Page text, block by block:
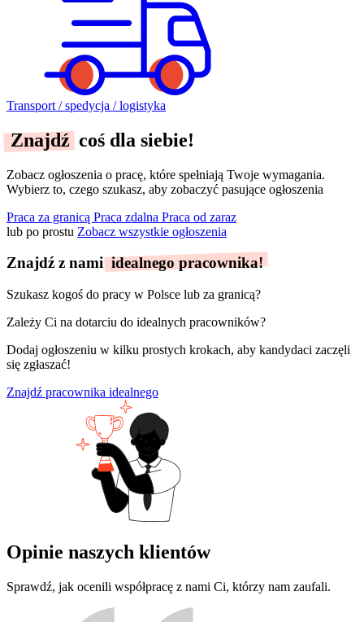
Transport / spedycja / logistyka
Znajdź coś dla siebie!
Zobacz ogłoszenia o pracę, które spełniają Twoje wymagania.
Wybierz to, czego szukasz, aby zobaczyć pasujące ogłoszenia
Praca za granicą Praca zdalna Praca od zaraz
lub po prostu Zobacz wszystkie ogłoszenia
Znajdź z nami idealnego pracownika!
Szukasz kogoś do pracy w Polsce lub za granicą?
Zależy Ci na dotarciu do idealnych pracowników?
Dodaj ogłoszeniu w kilku prostych krokach, aby kandydaci zaczęli
się zgłaszać!
Znajdź pracownika idealnego
Opinie naszych klientów
Sprawdź, jak ocenili współpracę z nami Ci, którzy nam zaufali.